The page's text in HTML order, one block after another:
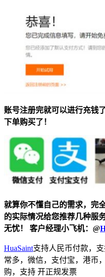
账号注册完就可以进行充钱了
下单购买了！
就算你不懂自己的需求，完
的实际情况给您推荐几种服
无忧！ 客户经理小飞机： @
HuaSaint支持人民币付款，
常多，微信，支付宝，港币
购，支持 开正规发票